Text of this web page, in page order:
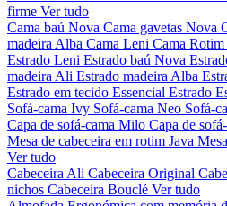
firme Ver tudo
Cama baú Nova Cama gavetas Nova
madeira Alba Cama Leni Cama Rotim
Estrado Leni Estrado baú Nova
madeira Ali Estrado madeira Alba
Estrado em tecido Essencial Estrado
Sofá-cama Ivy Sofá-cama Neo Sofá-
Capa de sofá-cama Milo Capa de
Mesa de cabeceira em rotim Java
Ver tudo
Cabeceira Ali Cabeceira Original
nichos Cabeceira Bouclé Ver tudo